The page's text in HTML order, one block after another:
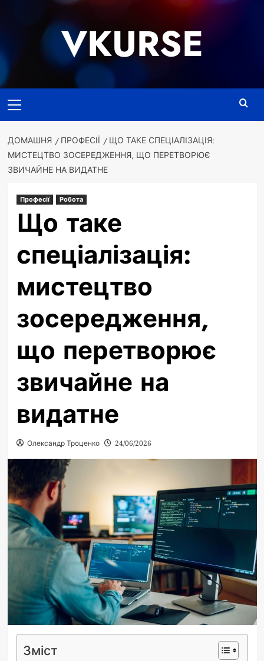
VKURSE
меню
ДОМАШНЯ ПРОФЕСІЇ
ЩО ТАКЕ СПЕЦІАЛІЗАЦІЯ:
МИСТЕЦТВО ЗОСЕРЕДЖЕННЯ, ЩО ПЕРЕТВОРЮЄ
ЗВИЧАЙНЕ НА ВИДАТНЕ
Професії Робота
Що таке
спеціалізація:
мистецтво
зосередження,
що перетворює
звичайне на
видатне
Олександр Троценко 24/06/2026
Зміст